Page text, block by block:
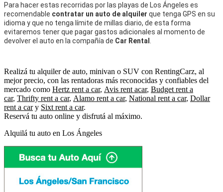
Para hacer estas recorridas por las playas de Los Ángeles es
recomendable contratar un auto de alquiler que tenga GPS en su
idioma y que no tenga límite de millas diario, de esta forma
evitaremos tener que pagar gastos adicionales al momento de
devolver el auto en la compañía de Car Rental
Realizá tu alquiler de auto, minivan o SUV con RentingCarz, al
mejor precio, con las rentadoras más reconocidas y confiables del
mercado como Hertz rent a car, Avis rent acar, Budget rent a
car, Thrifty rent a car, Alamo rent a car, National rent a car, Dollar
rent a cary Sixt rent a car.
Reservá tu auto online y disfrutá al máximo.
Alquilá tu auto en Los Ángeles